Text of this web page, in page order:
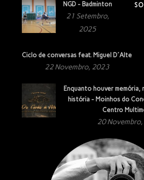
NGD - Badminton
21 Setembro,
2025
Ciclo de conversas feat. Miguel D´Alte
22 Novembro, 2023
Enquanto houver memória,
história - Moinhos do
Centro
20